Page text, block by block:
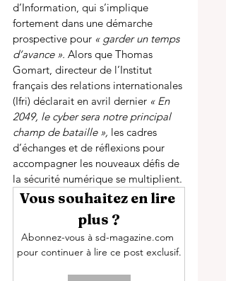
d’Information, qui s’implique
fortement dans une démarche
prospective pour « garder un temps
d’avance ». Alors que Thomas
Gomart, directeur de l’Institut
français des relations internationales
(Ifri) déclarait en avril dernier « En
2049, le cyber sera notre principal
champ de bataille », les cadres
d’échanges et de réflexions pour
accompagner les nouveaux défis de
la sécurité numérique se multiplient.
Vous souhaitez en lire
plus ?
Abonnez-vous à sd-magazine.com
pour continuer à lire ce post exclusif.